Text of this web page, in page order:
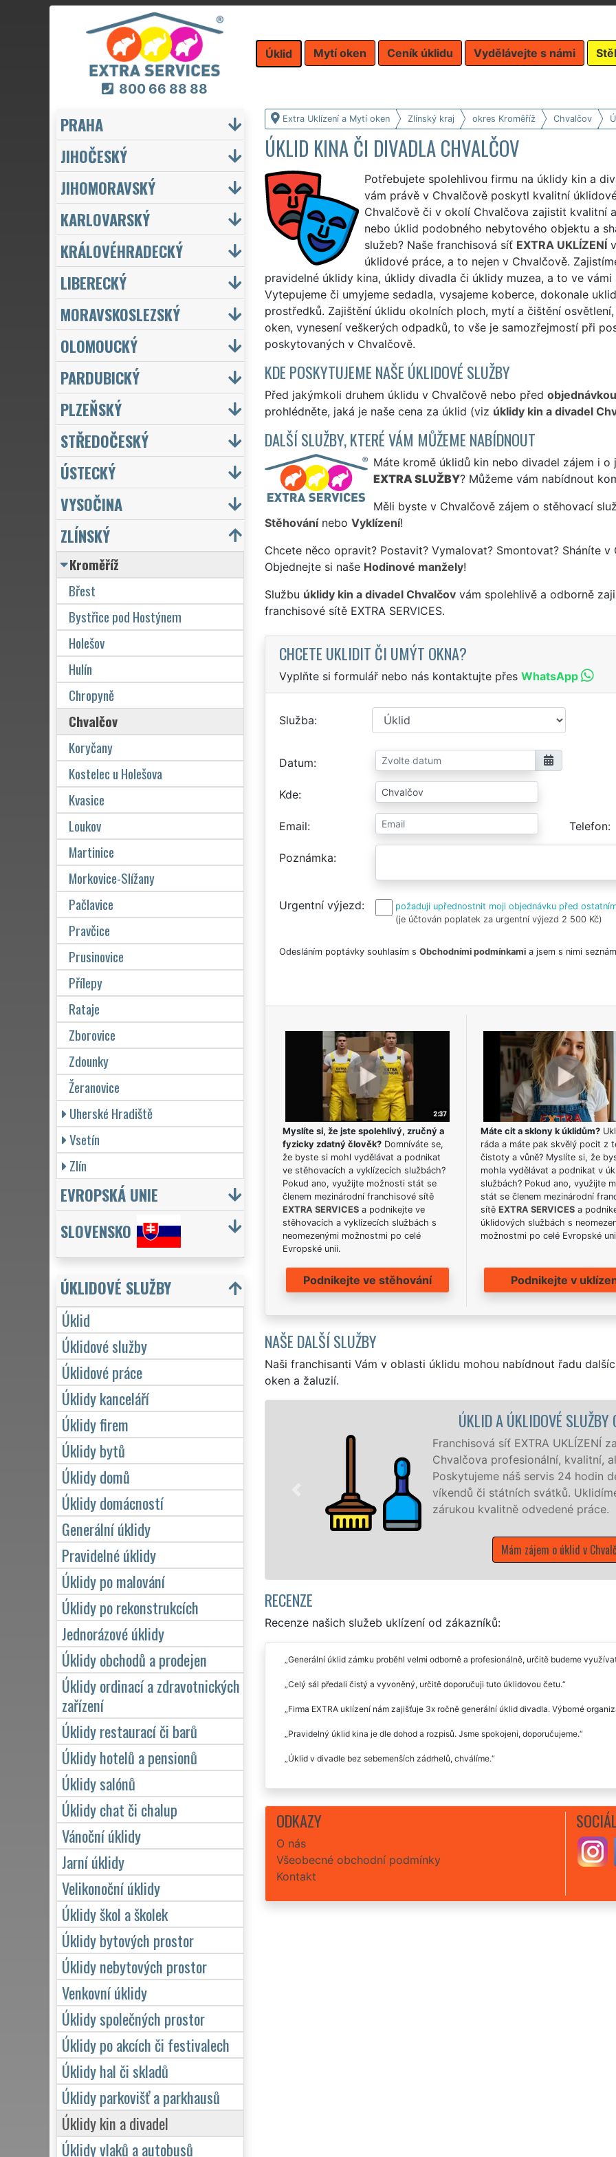
800 66 88 88
Úklid Mytí oken Ceník úklidu Vydělávejte s námi
Extra Uklízení a Mytí oken Zlínský kraj okres Kroměříž Chvalčov
ÚKLID KINA ČI DIVADLA CHVALČOV
Potřebujete spolehlivou firmu na úklidy kin a
vám právě v Chvalčově poskytl kvalitní
Chvalčově či v okolí Chvalčova zajistit kvalitní
nebo úklid podobného nebytového objektu a
služeb? Naše franchisová síť EXTRA UKLÍZENÍ
úklidové práce, a to nejen v Chvalčově.
pravidelné úklidy kina, úklidy divadla či úklidy muzea, a to ve
Vytepujeme či umyjeme sedadla, vysajeme koberce, dokonale
prostředků. Zajištění úklidu okolních ploch, mytí a čištění
oken, vynesení veškerých odpadků, to vše je samozřejmostí při
poskytovaných v Chvalčově.
KDE POSKYTUJEME NAŠE ÚKLIDOVÉ SLUŽBY
Před jakýmkoli druhem úklidu v Chvalčově nebo před objednávkou
prohlédněte, jaká je naše cena za úklid (viz úklidy kin a divadel
DALŠÍ SLUŽBY, KTERÉ VÁM MŮŽEME NABÍDNOUT
Máte kromě úklidů kin nebo divadel zájem i
EXTRA SLUŽBY? Můžeme vám nabídnout
Měli byste v Chvalčově zájem o stěhovací
Stěhovánínebo Vyklízení!
Chcete něco opravit? Postavit? Vymalovat? Smontovat? Sháníte
Objednejte si naše Hodinové manžely!
Službu úklidy kin a divadel Chvalčovvám spolehlivě a odborně
franchisové sítě EXTRA SERVICES.
CHCETE UKLIDIT ČI UMÝT OKNA?
Vyplňte si formulář nebo nás kontaktujte přes WhatsApp
Služba
Datum
Kde
Email Telefon
Poznámka
Urgentní výjezd
požaduji upřednostnit moji objednávku před
(je účtován poplatek za urgentní výjezd 2 500 Kč)
Odesláním poptávky souhlasím s Obchodními podmínkamia jsem s nimi
Myslíte si, že jste spolehlivý, zručný a
fyzicky zdatný člověk?Domníváte se,
že byste si mohl vydělávat a podnikat
ve stěhovacích a vyklízecích službách?
Pokud ano, využijte možnosti stát se
členem mezinárodní franchisové sítě
EXTRA SERVICESa podnikejte ve
stěhovacích a vyklízecích službách s
neomezenými možnostmi po celé
Evropské unii.
Podnikejte ve stěhování
Máte cit a sklony k úklidům?
ráda a máte pak skvělý pocit z
čistoty a vůně? Myslíte si, že
mohla vydělávat a podnikat v
službách? Pokud ano, využijte
stát se členem mezinárodní
sítě EXTRA SERVICESa
úklidových službách s
možnostmi po celé Evropské
Podnikejte v
NAŠE DALŠÍ SLUŽBY
Naši franchisanti Vám v oblasti úklidu mohou nabídnout řadu
oken a žaluzií.
ÚKLID A ÚKLIDOVÉ SLUŽBY CHVALČOV
Franchisová síť EXTRA UKLÍZENÍ zajišťuje v Chvalčově a okolí
Chvalčova profesionální, kvalitní, ale levný úklid pro firmy i jednotlivce.
Poskytujeme náš servis 24 hodin denně, 7 dní v týdnu a to i během
víkendů či státních svátků. Uklidíme vše, co zákazník žádá a to se
zárukou kvalitně odvedené práce.
RECENZE
Recenze našich služeb uklízení od zákazníků:
Generální úklid zámku proběhl velmi odborně a profesionálně, určitě budeme
Celý sál předali čistý a vyvoněný, určitě doporučuji tuto úklidovou četu.
Firma EXTRA uklízení nám zajišťuje 3x ročně generální úklid divadla. Výborné
Pravidelný úklid kina je dle dohod a rozpisů. Jsme spokojeni, doporučujeme.
Úklid v divadle bez sebemenších zádrhelů, chválíme.
ODKAZY
O nás
Všeobecné obchodní podmínky
Kontakt
PRAHA
JIHOČESKÝ
JIHOMORAVSKÝ
KARLOVARSKÝ
KRÁLOVÉHRADECKÝ
LIBERECKÝ
MORAVSKOSLEZSKÝ
OLOMOUCKÝ
PARDUBICKÝ
PLZEŇSKÝ
STŘEDOČESKÝ
ÚSTECKÝ
VYSOČINA
ZLÍNSKÝ
Kroměříž
Břest
Bystřice pod Hostýnem
Holešov
Hulín
Chropyně
Chvalčov
Koryčany
Kostelec u Holešova
Kvasice
Loukov
Martinice
Morkovice-Slížany
Pačlavice
Pravčice
Prusinovice
Přílepy
Rataje
Zborovice
Zdounky
Žeranovice
Uherské Hradiště
Vsetín
Zlín
EVROPSKÁ UNIE
SLOVENSKO
ÚKLIDOVÉ SLUŽBY
Úklid
Úklidové služby
Úklidové práce
Úklidy kanceláří
Úklidy firem
Úklidy bytů
Úklidy domů
Úklidy domácností
Generální úklidy
Pravidelné úklidy
Úklidy po malování
Úklidy po rekonstrukcích
Jednorázové úklidy
Úklidy obchodů a prodejen
Úklidy ordinací a zdravotnických
zařízení
Úklidy restaurací či barů
Úklidy hotelů a pensionů
Úklidy salónů
Úklidy chat či chalup
Vánoční úklidy
Jarní úklidy
Velikonoční úklidy
Úklidy škol a školek
Úklidy bytových prostor
Úklidy nebytových prostor
Venkovní úklidy
Úklidy společných prostor
Úklidy po akcích či festivalech
Úklidy hal či skladů
Úklidy parkovišť a parkhausů
Úklidy kin a divadel
Úklidy vlaků a autobusů